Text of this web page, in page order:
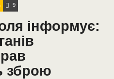
9
інформує:
зброю